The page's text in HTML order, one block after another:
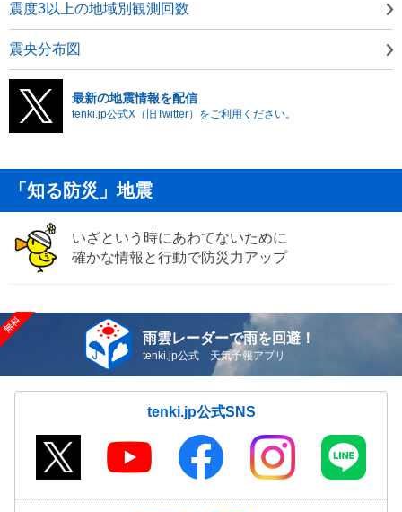
震度3以上の地域別観測回数
震央分布図
最新の地震情報を配信
tenki.jp公式X（旧Twitter）をご利用ください。
「知る防災」地震
いざという時にあわてないために
確かな情報と行動で防災力アップ
雨雲レーダーで雨を回避！
tenki.jp公式 天気予報アプリ
tenki.jp公式SNS